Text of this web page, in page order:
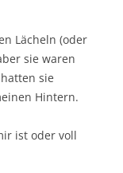
Lächeln (oder
sie waren
sie
Hintern.
ist oder voll